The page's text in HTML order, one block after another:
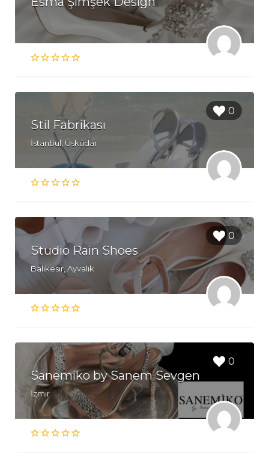
0
Stil Fabrikası
İstanbul, Üsküdar
0
Studio Rain Shoes
Balıkesir, Ayvalık
0
Sanemiko by Sanem Sevgen
İzmir